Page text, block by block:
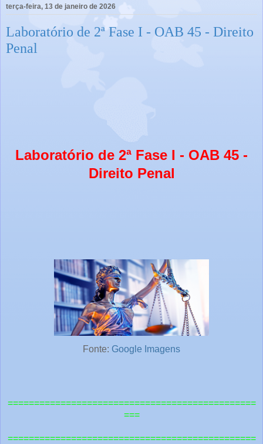
terça-feira, 13 de janeiro de 2026
Laboratório de 2ª Fase I - OAB 45 - Direito
Penal
Laboratório de 2ª Fase I - OAB 45 -
Direito Penal
Fonte: Google Imagens
===============================================
===
===============================================